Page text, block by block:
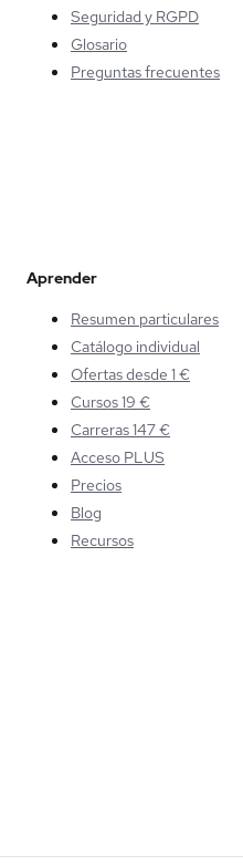
Seguridad y RGPD
Glosario
Preguntas frecuentes
Aprender
Resumen particulares
Catálogo individual
Ofertas desde 1 €
Cursos 19 €
Carreras 147 €
Acceso PLUS
Precios
Blog
Recursos